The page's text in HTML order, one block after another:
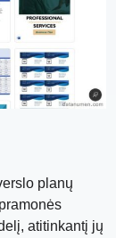
planų
atitinkantį jų